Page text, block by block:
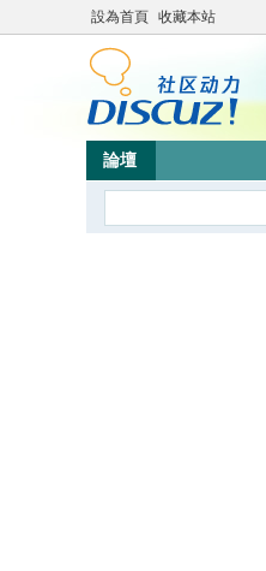
設為首頁 收藏本站
論壇